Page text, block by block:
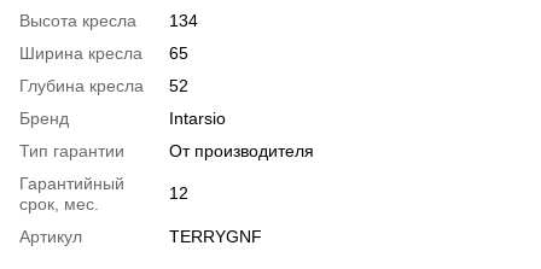
Высота кресла
134
Ширина кресла
65
Глубина кресла
52
Бренд
Intarsio
Тип гарантии
От производителя
Гарантийный
срок, мес.
12
Артикул TERRYGNF